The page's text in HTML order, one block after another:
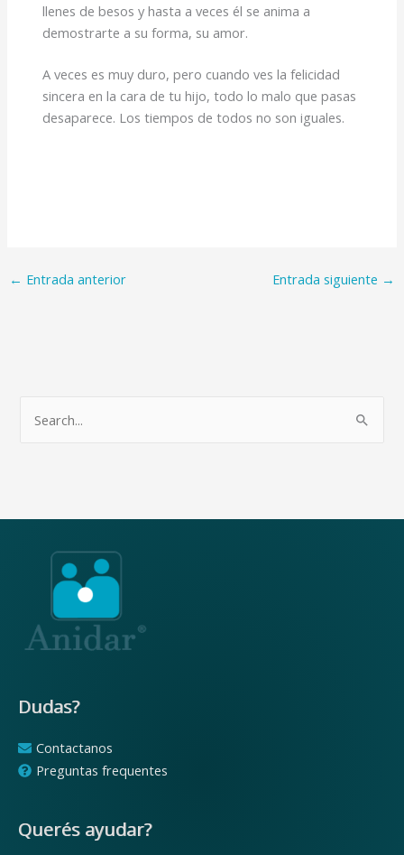
llenes de besos y hasta a veces él se anima a
demostrarte a su forma, su amor.
A veces es muy duro, pero cuando ves la felicidad
sincera en la cara de tu hijo, todo lo malo que pasas
desaparece. Los tiempos de todos no son iguales.
← Entrada anterior Entrada siguiente →
Dudas?
Contactanos
Preguntas frequentes
Querés ayudar?